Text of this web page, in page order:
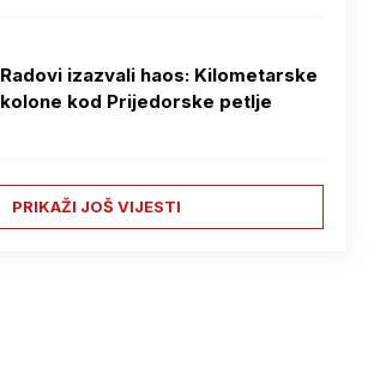
Radovi izazvali haos: Kilometarske
kolone kod Prijedorske petlje
PRIKAŽI JOŠ VIJESTI